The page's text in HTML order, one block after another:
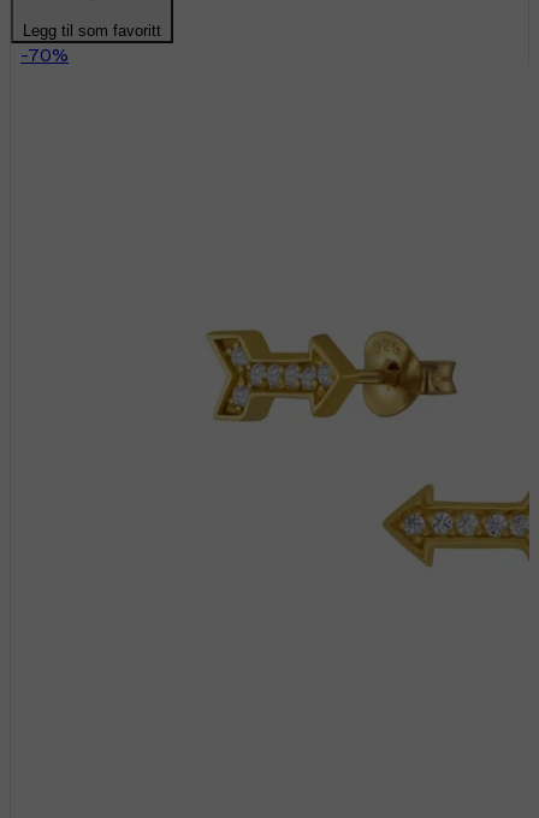
Legg til som favoritt
-70%